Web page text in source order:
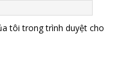
tôi trong trình duyệt cho